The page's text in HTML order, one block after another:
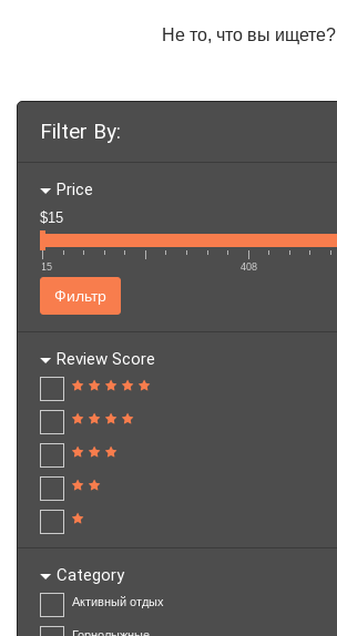
Не то, что вы ищете?
Filter By:
Price
$15
15 408
Фильтр
Review Score
Category
Активный отдых